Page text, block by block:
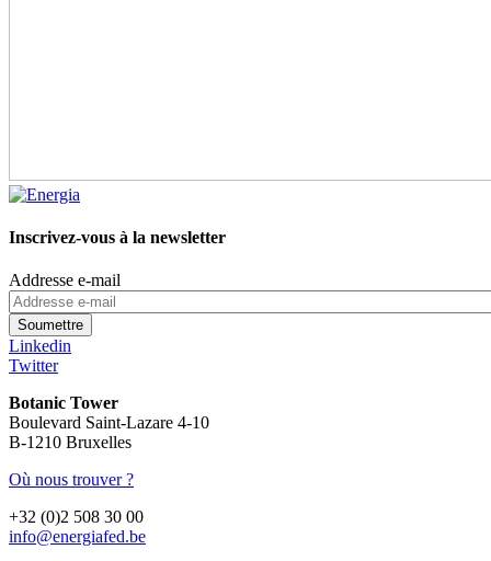
Inscrivez-vous à la newsletter
Addresse e-mail
Linkedin
Twitter
Botanic Tower
Boulevard Saint-Lazare 4-10
B-1210 Bruxelles
Où nous trouver ?
+32 (0)2 508 30 00
info@energiafed.be